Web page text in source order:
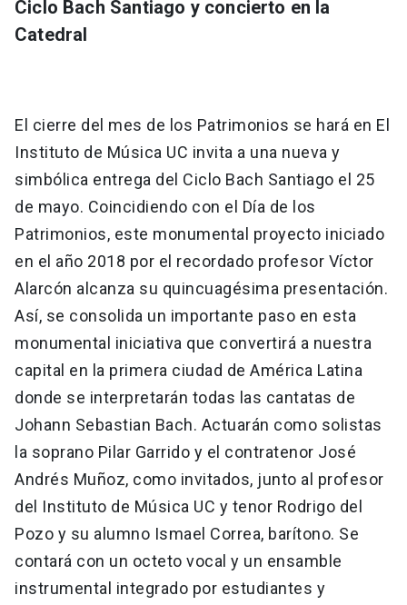
Ciclo Bach Santiago y concierto en la
Catedral
El cierre del mes de los Patrimonios se hará en El
Instituto de Música UC invita a una nueva y
simbólica entrega del Ciclo Bach Santiago el 25
de mayo. Coincidiendo con el Día de los
Patrimonios, este monumental proyecto iniciado
en el año 2018 por el recordado profesor Víctor
Alarcón alcanza su quincuagésima presentación.
Así, se consolida un importante paso en esta
monumental iniciativa que convertirá a nuestra
capital en la primera ciudad de América Latina
donde se interpretarán todas las cantatas de
Johann Sebastian Bach. Actuarán como solistas
la soprano Pilar Garrido y el contratenor José
Andrés Muñoz, como invitados, junto al profesor
del Instituto de Música UC y tenor Rodrigo del
Pozo y su alumno Ismael Correa, barítono. Se
contará con un octeto vocal y un ensamble
instrumental integrado por estudiantes y